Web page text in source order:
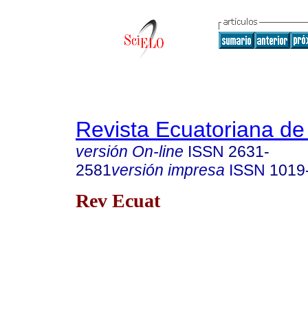
Revista Ecuatoriana
versión On-line ISSN 2631-
2581versión impresa ISSN
Rev Ecuat